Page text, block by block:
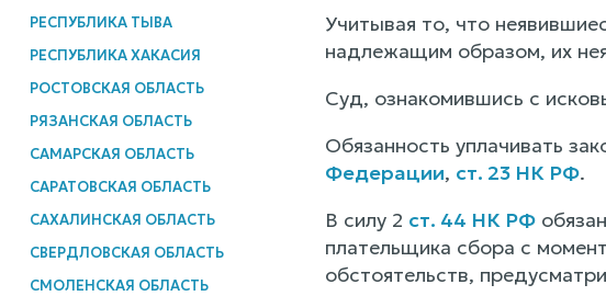
РЕСПУБЛИКА ТЫВА
РЕСПУБЛИКА ХАКАСИЯ
РОСТОВСКАЯ ОБЛАСТЬ
РЯЗАНСКАЯ ОБЛАСТЬ
САМАРСКАЯ ОБЛАСТЬ
САРАТОВСКАЯ ОБЛАСТЬ
САХАЛИНСКАЯ ОБЛАСТЬ
СВЕРДЛОВСКАЯ ОБЛАСТЬ
СМОЛЕНСКАЯ ОБЛАСТЬ
Учитывая то, что
надлежащим образом, их
Суд, ознакомившись с
Обязанность уплачивать
Федерации, ст. 23 НК РФ.
В силу 2 ст. 44 НК РФ
плательщика сбора с
обстоятельств,